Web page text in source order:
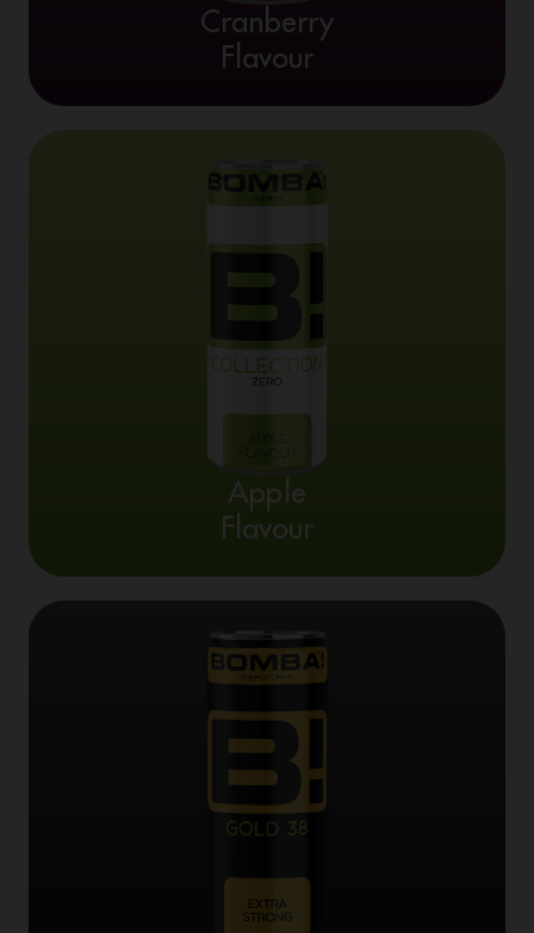
Cranberry
Flavour
Apple
Flavour